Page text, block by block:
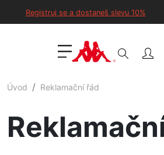
Registruj se a dostaneš slevu 10%
Úvod Reklamační řád